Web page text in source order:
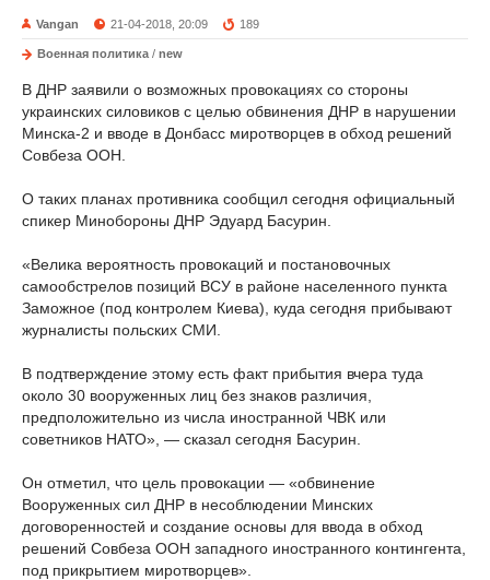
Vangan 21-04-2018, 20:09 189
Военная политика / new
В ДНР заявили о возможных провокациях со стороны
украинских силовиков с целью обвинения ДНР в нарушении
Минска-2 и вводе в Донбасс миротворцев в обход решений
Совбеза ООН.
О таких планах противника сообщил сегодня официальный
спикер Минобороны ДНР Эдуард Басурин.
«Велика вероятность провокаций и постановочных
самообстрелов позиций ВСУ в районе населенного пункта
Заможное (под контролем Киева), куда сегодня прибывают
журналисты польских СМИ.
В подтверждение этому есть факт прибытия вчера туда
около 30 вооруженных лиц без знаков различия,
предположительно из числа иностранной ЧВК или
советников НАТО», — сказал сегодня Басурин.
Он отметил, что цель провокации — «обвинение
Вооруженных сил ДНР в несоблюдении Минских
договоренностей и создание основы для ввода в обход
решений Совбеза ООН западного иностранного контингента,
под прикрытием миротворцев».